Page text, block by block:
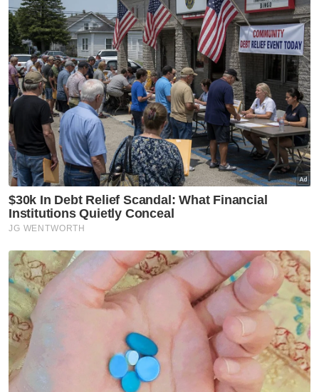
Peruncitan
Makanan & Minuman
Inisiatif Kerajaan
Artikel Disyorkan
Selangor KL
10,000 sukarelawan jadi nadi
SUKMA Selangor
Selangor KL
Empat dekad menjinak ikan